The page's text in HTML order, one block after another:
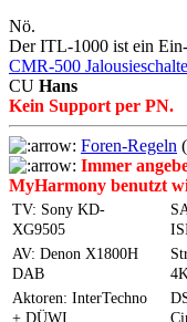
Nö.
Der ITL-1000 ist ein
CMR-500
CU Hans
Kein Support per PN.
Foren-Regeln
Immer
MyHarmony benutzt
TV: Sony KD-
XG9505
AV: Denon X1800H
DAB
Aktoren: InterTechno
+ DÜWI